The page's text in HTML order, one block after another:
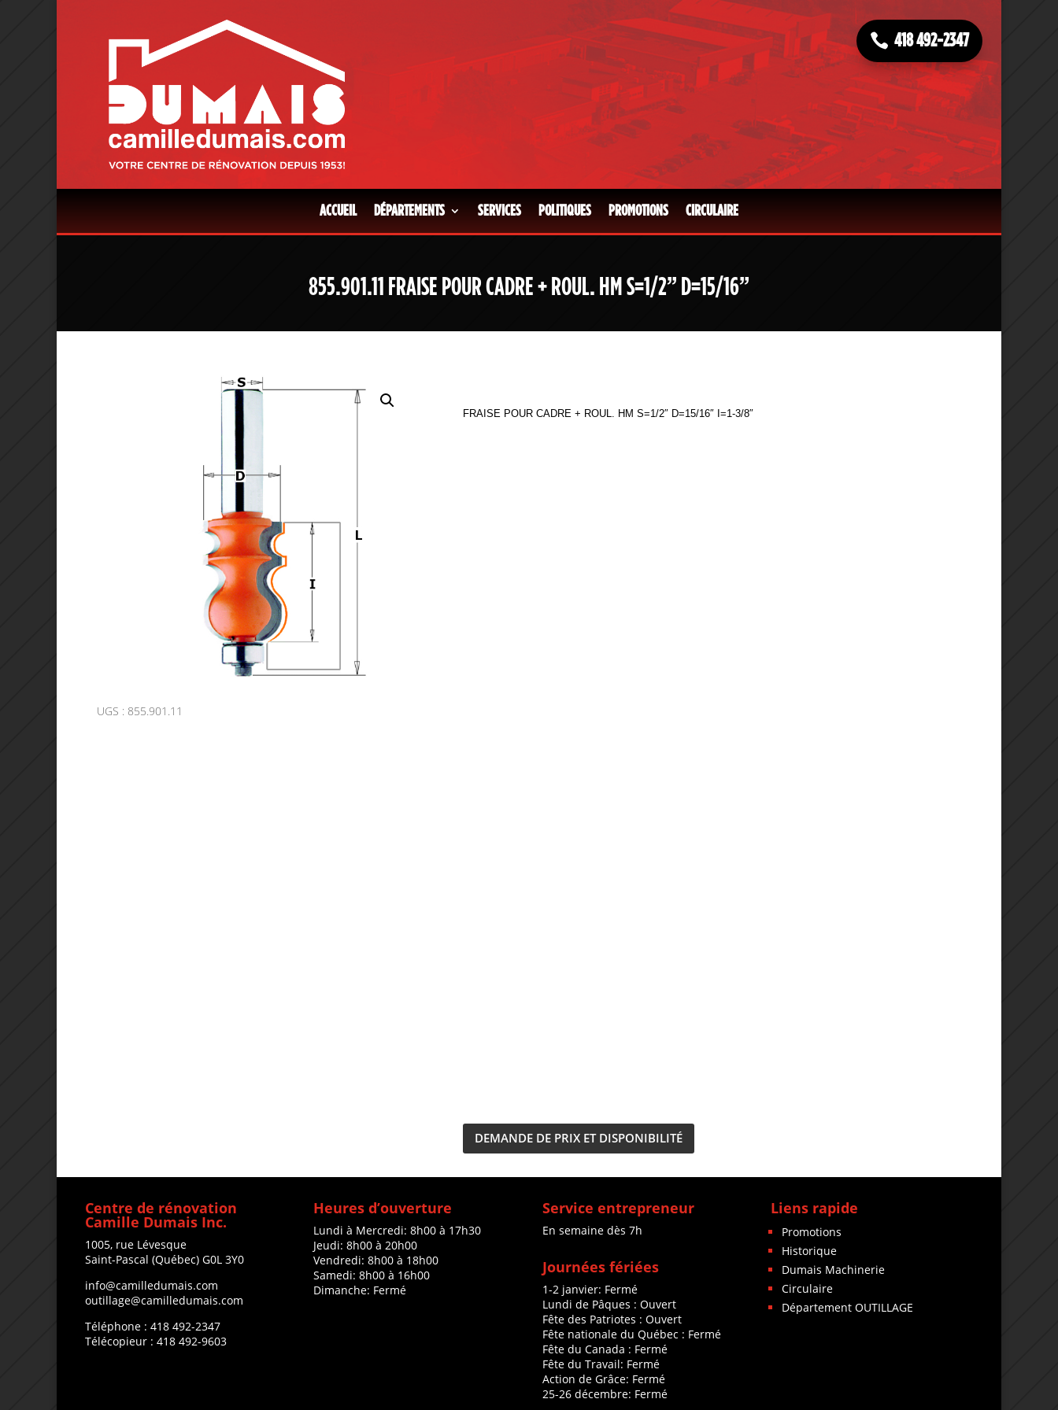
418 492-2347
ACCUEIL DÉPARTEMENTS SERVICES POLITIQUES PROMOTIONS CIRCULAIRE
855.901.11 FRAISE POUR CADRE + ROUL. HM S=1/2” D=15/16”
UGS : 855.901.11
FRAISE POUR CADRE + ROUL. HM S=1/2″ D=15/16″ I=1-3/8″
DEMANDE DE PRIX ET DISPONIBILITÉ
Centre de rénovation
Camille Dumais Inc.
1005, rue Lévesque
Saint-Pascal (Québec) G0L 3Y0
info@camilledumais.com
outillage@camilledumais.com
Téléphone : 418 492-2347
Télécopieur : 418 492-9603
Heures d’ouverture
Lundi à Mercredi: 8h00 à 17h30
Jeudi: 8h00 à 20h00
Vendredi: 8h00 à 18h00
Samedi: 8h00 à 16h00
Dimanche: Fermé
Service entrepreneur
En semaine dès 7h
Journées fériées
1-2 janvier: Fermé
Lundi de Pâques : Ouvert
Fête des Patriotes : Ouvert
Fête nationale du Québec : Fermé
Fête du Canada : Fermé
Fête du Travail: Fermé
Action de Grâce: Fermé
25-26 décembre: Fermé
Liens rapide
Promotions
Historique
Dumais Machinerie
Circulaire
Département OUTILLAGE